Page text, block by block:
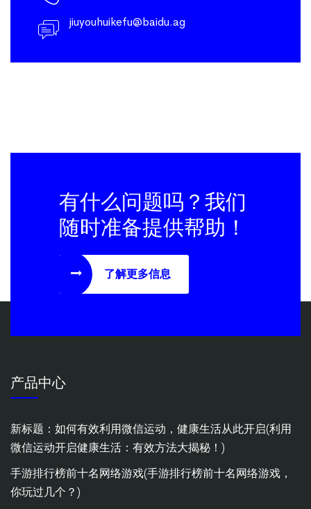
jiuyouhuikefu@baidu.ag
有什么问题吗？我们
随时准备提供帮助！
了解更多信息
产品中心
新标题：如何有效利用微信运动，健康生活从此开启(利用
微信运动开启健康生活：有效方法大揭秘！)
手游排行榜前十名网络游戏(手游排行榜前十名网络游戏，
你玩过几个？)